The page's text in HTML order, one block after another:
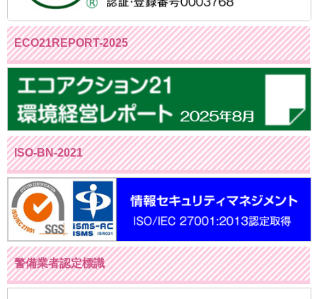
ECO21REPORT-2025
ISO-BN-2021
警備業者認定標識